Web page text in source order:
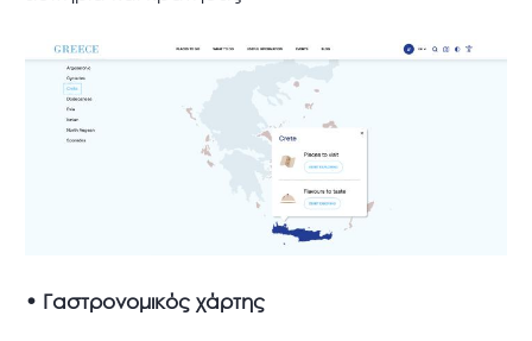
• Γαστρονομικός χάρτης